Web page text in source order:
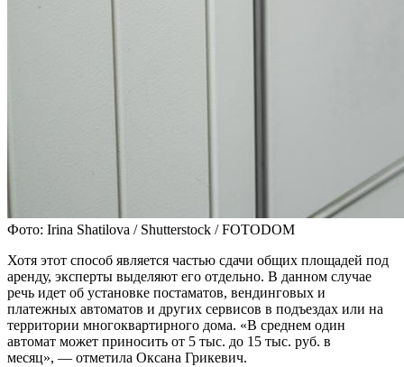
Фото: Irina Shatilova / Shutterstock / FOTODOM
Хотя этот способ является частью сдачи общих площадей под
аренду, эксперты выделяют его отдельно. В данном случае
речь идет об установке постаматов, вендинговых и
платежных автоматов и других сервисов в подъездах или на
территории многоквартирного дома. «В среднем один
автомат может приносить от 5 тыс. до 15 тыс. руб. в
месяц», — отметила Оксана Грикевич.